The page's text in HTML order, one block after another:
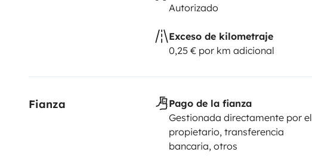
Autorizado
Exceso de kilometraje
0,25 € por km adicional
Fianza
Pago de la fianza
Gestionada directamente por el
propietario, transferencia
bancaria, otros